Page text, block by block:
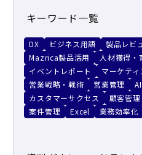
キーワード一覧
DX ビジネス用語 製品レビ
Mazrica製品活用
人材獲得・
イベントレポート
マーケテ
営業戦略・戦術
営業管理 AI
カスタマーサクセス
顧客管理
案件管理
Excel 業務効率化